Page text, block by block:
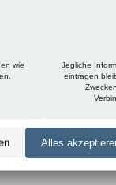
wie
Jegliche
eintragen
Alles